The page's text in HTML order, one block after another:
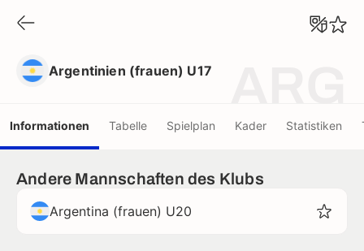
Argentinien (frauen) U17
Informationen Tabelle Spielplan Kader Statistiken
Andere Mannschaften des Klubs
Argentina (frauen) U20